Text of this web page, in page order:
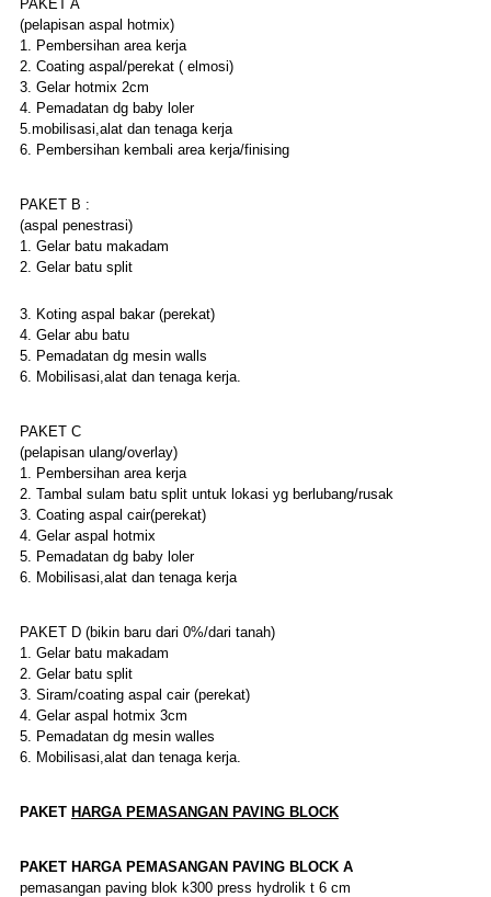
PAKET A
(pelapisan aspal hotmix)
1. Pembersihan area kerja
2. Coating aspal/perekat ( elmosi)
3. Gelar hotmix 2cm
4. Pemadatan dg baby loler
5.mobilisasi,alat dan tenaga kerja
6. Pembersihan kembali area kerja/finising
PAKET B :
(aspal penestrasi)
1. Gelar batu makadam
2. Gelar batu split
3. Koting aspal bakar (perekat)
4. Gelar abu batu
5. Pemadatan dg mesin walls
6. Mobilisasi,alat dan tenaga kerja.
PAKET C
(pelapisan ulang/overlay)
1. Pembersihan area kerja
2. Tambal sulam batu split untuk lokasi yg berlubang/rusak
3. Coating aspal cair(perekat)
4. Gelar aspal hotmix
5. Pemadatan dg baby loler
6. Mobilisasi,alat dan tenaga kerja
PAKET D (bikin baru dari 0%/dari tanah)
1. Gelar batu makadam
2. Gelar batu split
3. Siram/coating aspal cair (perekat)
4. Gelar aspal hotmix 3cm
5. Pemadatan dg mesin walles
6. Mobilisasi,alat dan tenaga kerja.
PAKET HARGA PEMASANGAN PAVING BLOCK
PAKET HARGA PEMASANGAN PAVING BLOCK A
pemasangan paving blok k300 press hydrolik t 6 cm